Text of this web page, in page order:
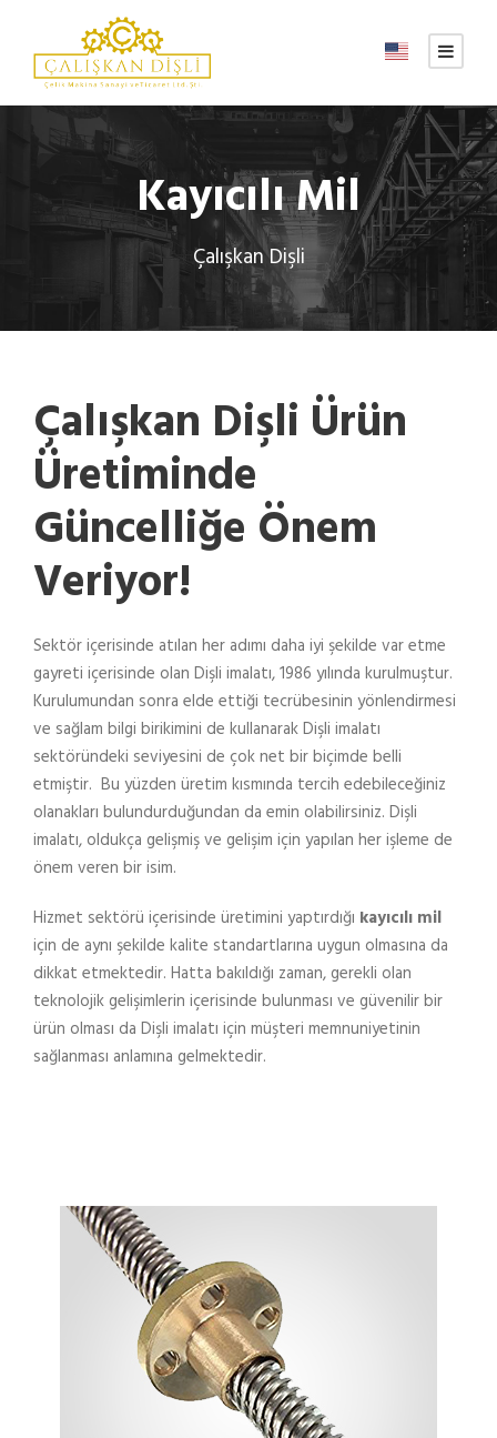
Kayıcılı Mil
Çalışkan Dişli
Çalışkan Dişli Ürün
Üretiminde
Güncelliğe Önem
Veriyor!
Sektör içerisinde atılan her adımı daha iyi şekilde var etme
gayreti içerisinde olan Dişli imalatı, 1986 yılında kurulmuştur.
Kurulumundan sonra elde ettiği tecrübesinin yönlendirmesi
ve sağlam bilgi birikimini de kullanarak Dişli imalatı
sektöründeki seviyesini de çok net bir biçimde belli
etmiştir. Bu yüzden üretim kısmında tercih edebileceğiniz
olanakları bulundurduğundan da emin olabilirsiniz. Dişli
imalatı, oldukça gelişmiş ve gelişim için yapılan her işleme de
önem veren bir isim.
Hizmet sektörü içerisinde üretimini yaptırdığı kayıcılı mil
için de aynı şekilde kalite standartlarına uygun olmasına da
dikkat etmektedir. Hatta bakıldığı zaman, gerekli olan
teknolojik gelişimlerin içerisinde bulunması ve güvenilir bir
ürün olması da Dişli imalatı için müşteri memnuniyetinin
sağlanması anlamına gelmektedir.